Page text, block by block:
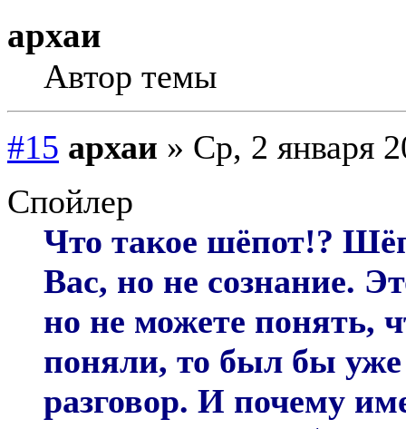
архаи
Автор темы
#15 архаи » Ср, 2 января
Спойлер
Что такое шёпот!?
Вас, но не сознание.
но не можете понять,
поняли, то был бы уже
разговор. И почему